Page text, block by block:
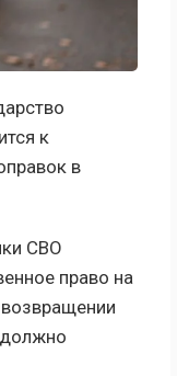
к
в
СВО
право на